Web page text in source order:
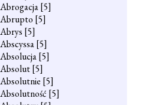
Abrogacja[5]
Abrupto [5]
Abrys [5]
Abscyssa[5]
Absolucja[5]
Absolut[5]
Absolutnie [5]
Absolutność [5]